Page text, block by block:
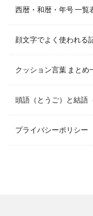
西暦・和暦・年号 一
顔文字でよく使われる
クッション言葉 まとめ
頭語（とうご）と結語
プライバシーポリシー